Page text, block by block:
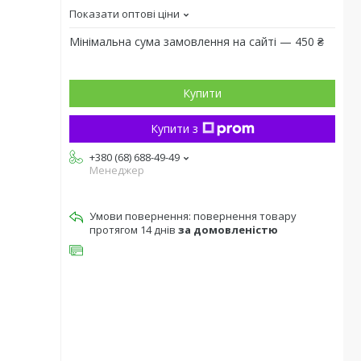
Показати оптові ціни
Мінімальна сума замовлення на сайті — 450 ₴
Купити
Купити з
+380 (68) 688-49-49
Менеджер
повернення товару
протягом 14 днів за домовленістю